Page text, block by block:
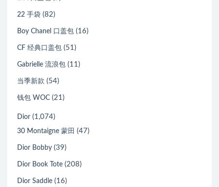
22 手袋 (82)
Boy Chanel 口盖包 (16)
CF 经典口盖包 (51)
Gabrielle 流浪包 (11)
当季新款 (54)
钱包 WOC (21)
Dior (1,074)
30 Montaigne 蒙田 (47)
Dior Bobby (39)
Dior Book Tote (208)
Dior Saddle (16)